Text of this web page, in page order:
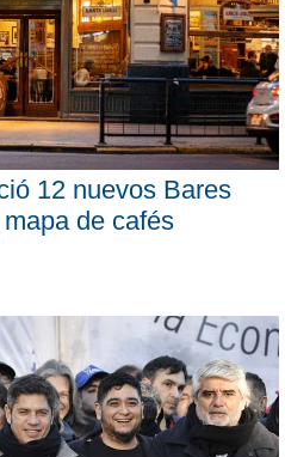
12 nuevos Bares
de cafés